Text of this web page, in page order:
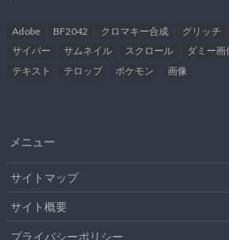
Adobe BF2042 クロマキー合成 グリッチ
サイバー
サムネイル スクロール ダミー画
テキスト
テロップ ポケモン 画像
メニュー
サイトマップ
サイト概要
プライバシーポリシー